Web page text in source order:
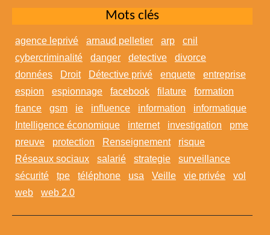
Mots clés
agence leprivé arnaud pelletier arp
cnil
cybercriminalité
danger detective
divorce
données
Droit Détective privé enquete
entreprise
espion
espionnage facebook filature
formation
france
gsm ie influence information
informatique
Intelligence économique
internet investigation
pme
preuve
protection Renseignement
risque
Réseaux sociaux
salarié strategie
surveillance
sécurité
tpe téléphone usa Veille vie privée
vol
web
web 2.0